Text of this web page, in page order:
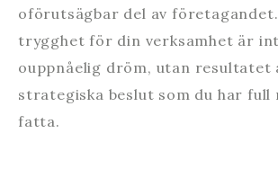
oförutsägbar del av
trygghet för din verksamhet är
ouppnåelig dröm, utan resultatet
strategiska beslut som du har full
fatta.